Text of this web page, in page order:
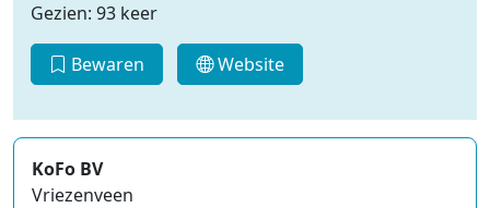
Gezien: 93 keer
Bewaren Website
KoFo BV
Vriezenveen